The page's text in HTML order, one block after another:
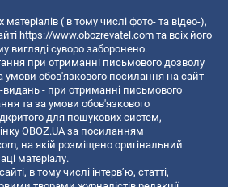
( в тому числі фото- та відео-),
https://www.obozrevatel.com та всіх його
вигляді суворо заборонено.
при отриманні письмового дозволу
умови обов'язкового посилання на сайт
видань - при отриманні письмового
та за умови обов'язкового
для пошукових систем,
OBOZ.UA за посиланням
, на якій розміщено оригінальний
матеріалу.
в тому числі інтерв’ю, статті,